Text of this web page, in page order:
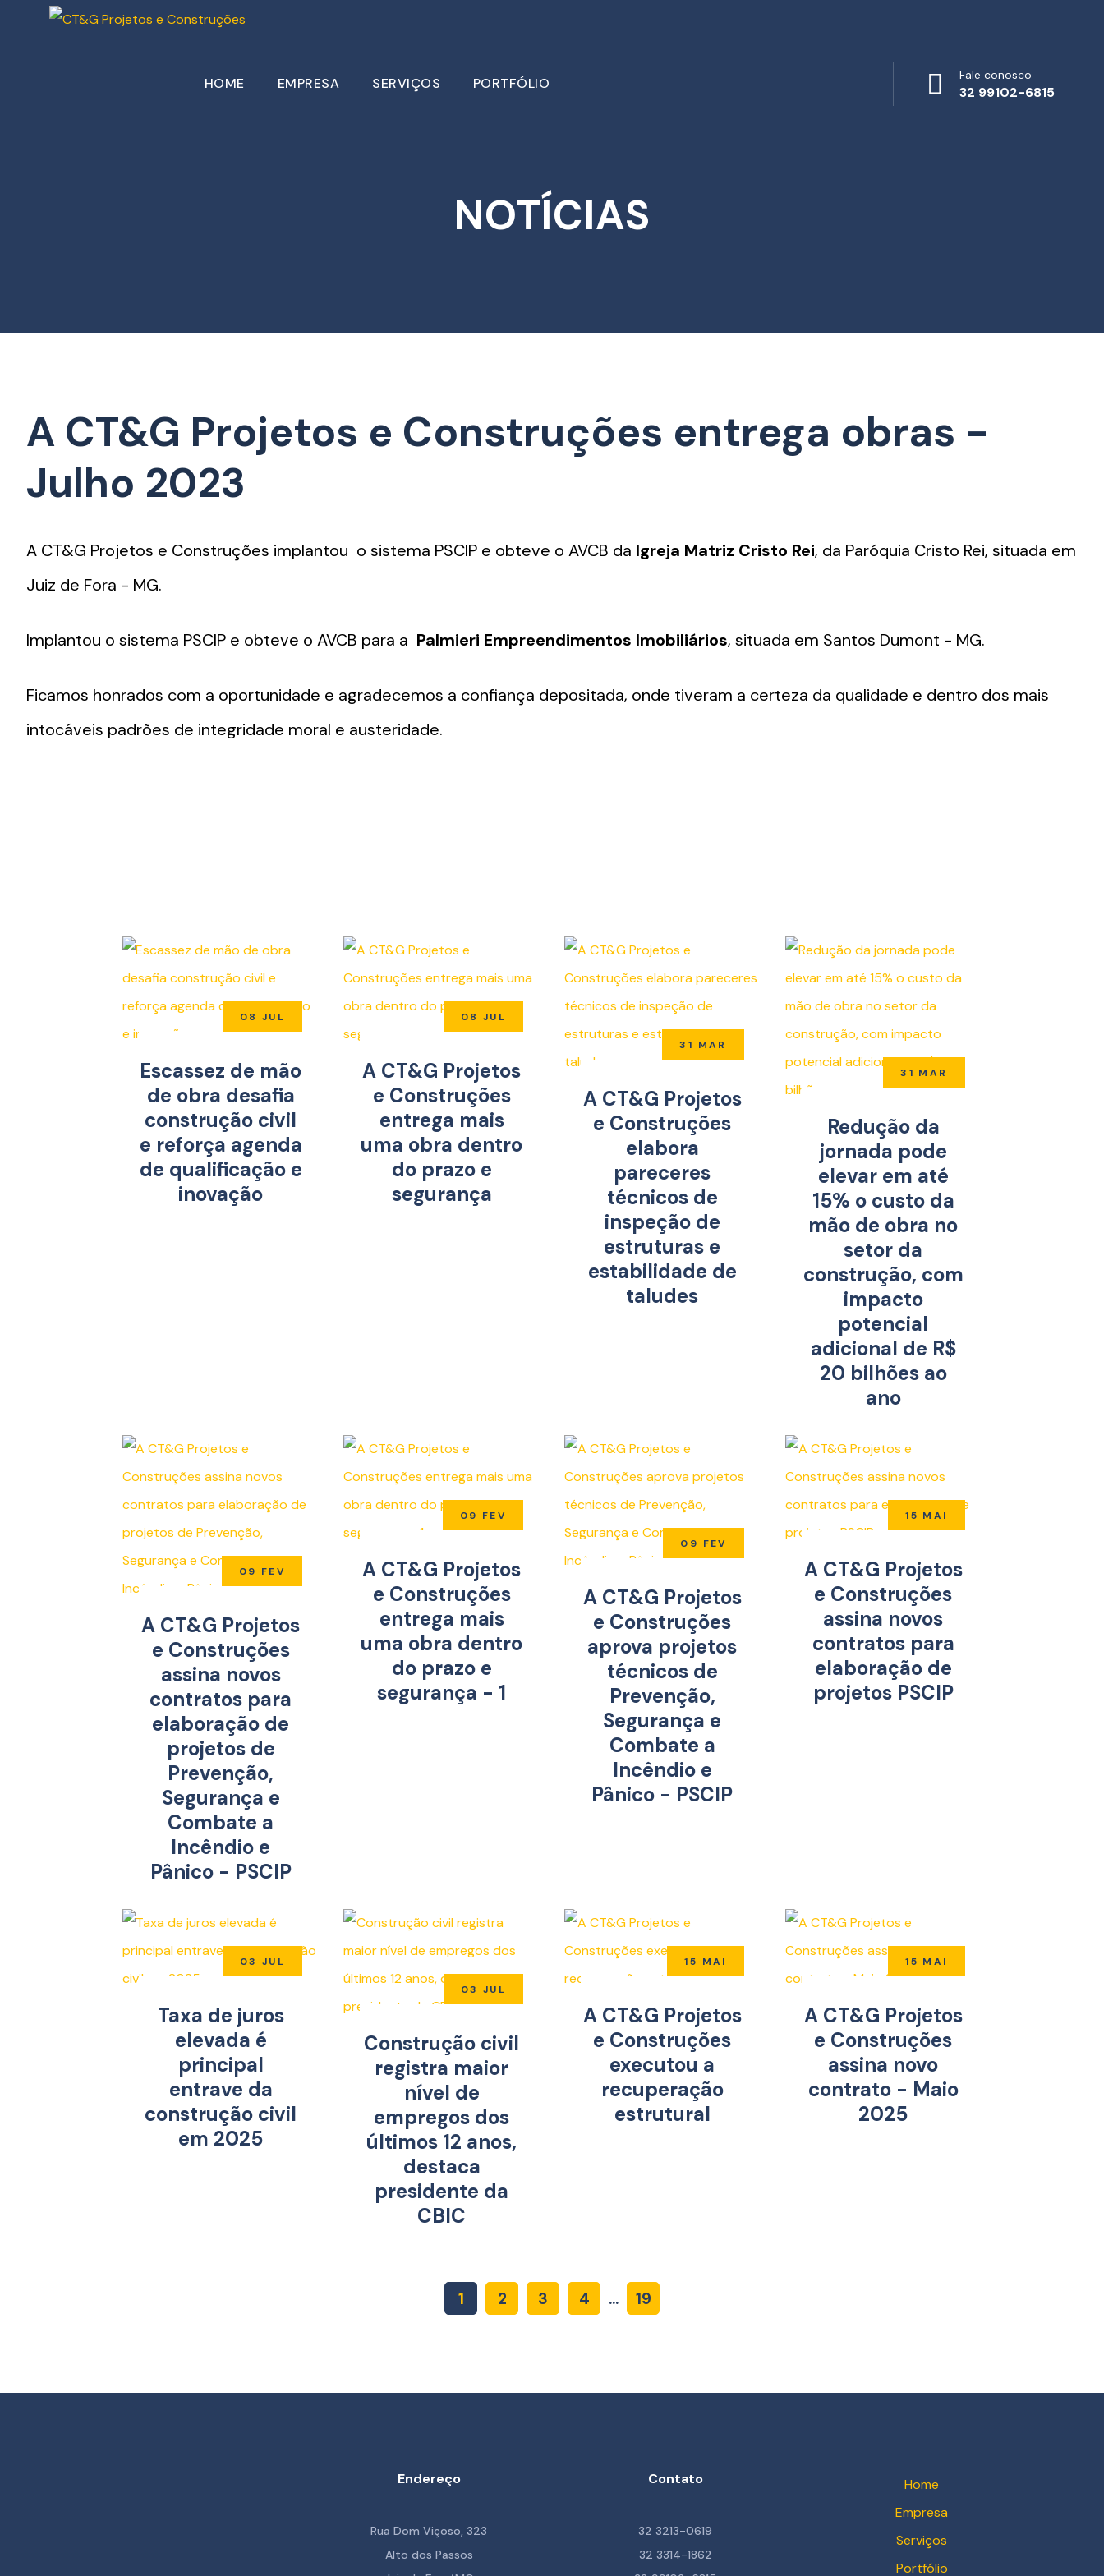
HOME EMPRESA SERVIÇOS PORTFÓLIO Fale conosco
32 99102-6815
NOTÍCIAS
A CT&G Projetos e Construções entrega obras -
Julho 2023
A CT&G Projetos e Construções implantou o sistema PSCIP e obteve o AVCB da Igreja Matriz Cristo Rei, da Paróquia Cristo Rei, situada em
Juiz de Fora - MG.
Implantou o sistema PSCIP e obteve o AVCB para a Palmieri Empreendimentos Imobiliários, situada em Santos Dumont - MG.
Ficamos honrados com a oportunidade e agradecemos a confiança depositada, onde tiveram a certeza da qualidade e dentro dos mais
intocáveis padrões de integridade moral e austeridade.
08 JUL
Escassez de mão
de obra desafia
construção civil
e reforça agenda
de qualificação e
inovação
08 JUL
A CT&G Projetos
e Construções
entrega mais
uma obra dentro
do prazo e
segurança
31 MAR
A CT&G Projetos
e Construções
elabora
pareceres
técnicos de
inspeção de
estruturas e
estabilidade de
taludes
31 MAR
Redução da
jornada pode
elevar em até
15% o custo da
mão de obra no
setor da
construção, com
impacto
potencial
adicional de R$
20 bilhões ao
ano
09 FEV
A CT&G Projetos
e Construções
assina novos
contratos para
elaboração de
projetos de
Prevenção,
Segurança e
Combate a
Incêndio e
Pânico - PSCIP
09 FEV
A CT&G Projetos
e Construções
entrega mais
uma obra dentro
do prazo e
segurança - 1
09 FEV
A CT&G Projetos
e Construções
aprova projetos
técnicos de
Prevenção,
Segurança e
Combate a
Incêndio e
Pânico - PSCIP
15 MAI
A CT&G Projetos
e Construções
assina novos
contratos para
elaboração de
projetos PSCIP
03 JUL
Taxa de juros
elevada é
principal
entrave da
construção civil
em 2025
03 JUL
Construção civil
registra maior
nível de
empregos dos
últimos 12 anos,
destaca
presidente da
CBIC
15 MAI
A CT&G Projetos
e Construções
executou a
recuperação
estrutural
15 MAI
A CT&G Projetos
e Construções
assina novo
contrato - Maio
2025
1 2 3 4 ... 19
Endereço
Rua Dom Viçoso, 323
Alto dos Passos
Contato
32 3213-0619
32 3314-1862
Home
Empresa
Serviços
Portfólio